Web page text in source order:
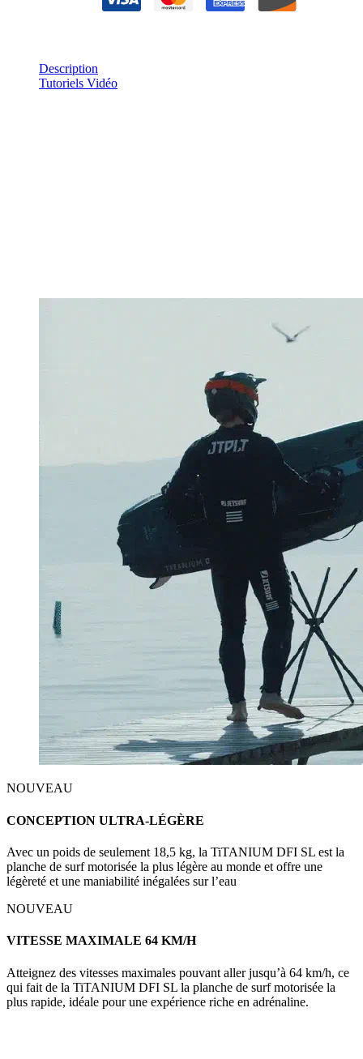
Description
Tutoriels Vidéo
NOUVEAU
CONCEPTION ULTRA-LÉGÈRE
Avec un poids de seulement 18,5 kg, la TiTANIUM DFI SL est la
planche de surf motorisée la plus légère au monde et offre une
légèreté et une maniabilité inégalées sur l’eau
NOUVEAU
VITESSE MAXIMALE 64 KM/H
Atteignez des vitesses maximales pouvant aller jusqu’à 64 km/h, ce
qui fait de la TiTANIUM DFI SL la planche de surf motorisée la
plus rapide, idéale pour une expérience riche en adrénaline.